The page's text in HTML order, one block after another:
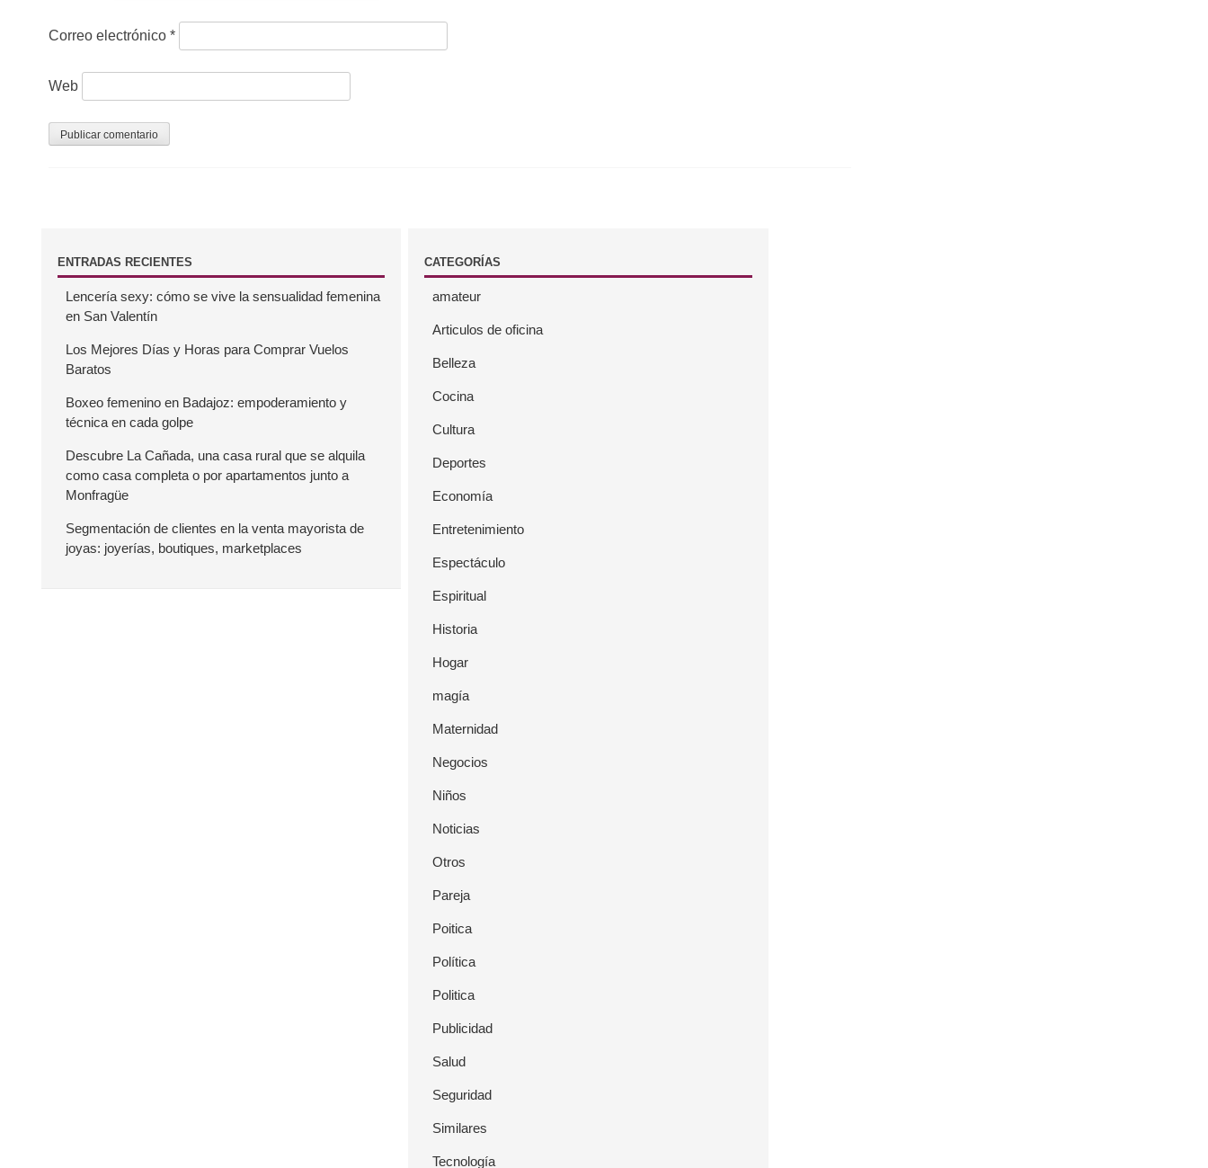
Correo electrónico *
Web
BENTRADAS RECIENTES
Lencería sexy: cómo se vive la sensualidad femenina
en San Valentín
Los Mejores Días y Horas para Comprar Vuelos
Baratos
Boxeo femenino en Badajoz: empoderamiento y
técnica en cada golpe
Descubre La Cañada, una casa rural que se alquila
como casa completa o por apartamentos junto a
Monfragüe
Segmentación de clientes en la venta mayorista de
joyas: joyerías, boutiques, marketplaces
CATEGORÍAS
amateur
Articulos de oficina
Belleza
Cocina
Cultura
Deportes
Economía
Entretenimiento
Espectáculo
Espiritual
Historia
Hogar
magía
Maternidad
Negocios
Niños
Noticias
Otros
Pareja
Poitica
Política
Politica
Publicidad
Salud
Seguridad
Similares
Tecnología